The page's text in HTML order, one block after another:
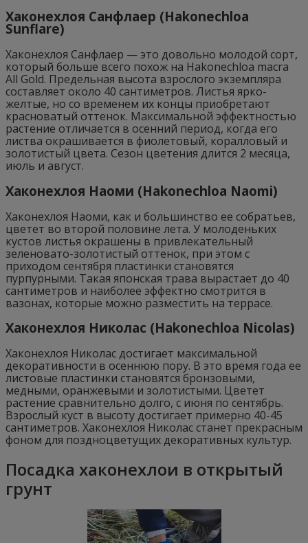
Хаконехлоя Санфлаер (Hakonechloa
Sunflare)
Хаконехлоя Санфлаер — это довольно молодой сорт,
который больше всего похож на Hakonechloa macra
All Gold. Предельная высота взрослого экземпляра
составляет около 40 сантиметров. Листья ярко-
желтые, но со временем их концы приобретают
красноватый оттенок. Максимальной эффектностью
растение отличается в осенний период, когда его
листва окрашивается в фиолетовый, коралловый и
золотистый цвета. Сезон цветения длится 2 месяца,
июль и август.
Хаконехлоя Наоми (Hakonechloa Naomi)
Хаконехлоя Наоми, как и большинство ее собратьев,
цветет во второй половине лета. У молоденьких
кустов листья окрашены в привлекательный
зеленовато-золотистый оттенок, при этом с
приходом сентября пластинки становятся
пурпурными. Такая японская трава вырастает до 40
сантиметров и наиболее эффектно смотрится в
вазонах, которые можно разместить на террасе.
Хаконехлоя Николас (Hakonechloa Nicolas)
Хаконехлоя Николас достигает максимальной
декоративности в осеннюю пору. В это время года ее
листовые пластинки становятся бронзовыми,
медными, оранжевыми и золотистыми. Цветет
растение сравнительно долго, с июня по сентябрь.
Взрослый куст в высоту достигает примерно 40-45
сантиметров. Хаконехлоя Николас станет прекрасным
фоном для поздноцветущих декоративных культур.
Посадка хаконехлои в открытый
грунт